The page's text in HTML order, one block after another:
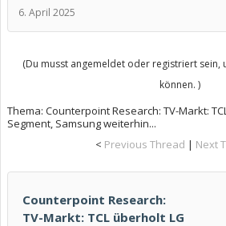
6. April 2025
(Du musst angemeldet oder registriert sein,
können. )
Thema: Counterpoint Research: TV-Markt:
Segment, Samsung weiterhin...
< Previous Thread | Next
Counterpoint Research:
TV-Markt: TCL überholt LG